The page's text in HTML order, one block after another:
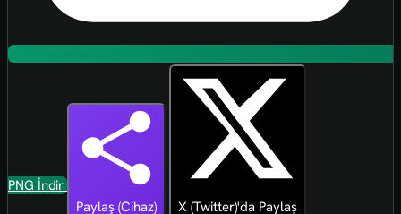
PNG İndir
Paylaş (Cihaz)
X (Twitter)'da Paylaş